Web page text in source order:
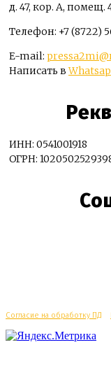
д. 47, кор. А, помещ.
Телефон: +7 (8722)
E-mail:
Написать в
ИНН: 0541001918
ОГРН:
Согласие на обработку ПД